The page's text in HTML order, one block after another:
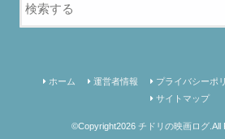
ホーム 運営者情報 プライバシーポ
サイトマップ
©Copyright2026 チドリの映画ログ